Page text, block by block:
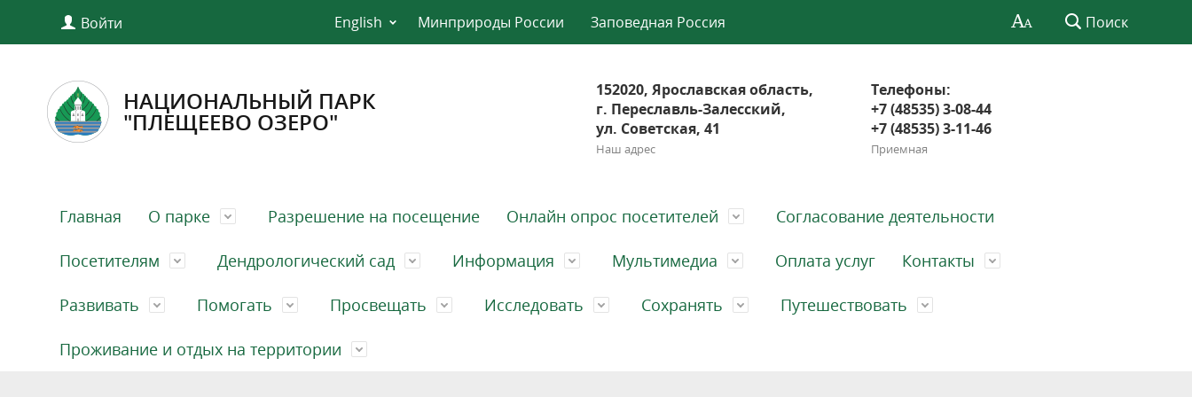
Войти English Минприроды России Заповедная Россия Поиск
НАЦИОНАЛЬНЫЙ ПАРК
"ПЛЕЩЕЕВО ОЗЕРО"
152020, Ярославская область,
г. Переславль-Залесский,
ул. Советская, 41
Наш адрес
Телефоны:
+7 (48535) 3-08-44
+7 (48535) 3-11-46
Приемная
Главная О парке Разрешение на посещение Онлайн опрос посетителей Согласование деятельности
Посетителям Дендрологический сад Информация Мультимедиа Оплата услуг Контакты
Развивать Помогать Просвещать Исследовать Сохранять Путешествовать
Проживание и отдых на территории